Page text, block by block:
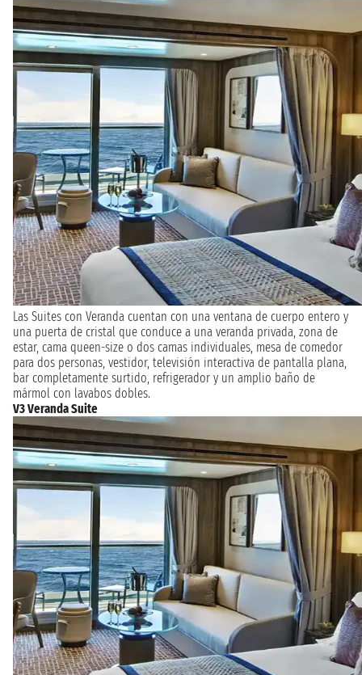
Las Suites con Veranda cuentan con una ventana de cuerpo entero y
una puerta de cristal que conduce a una veranda privada, zona de
estar, cama queen-size o dos camas individuales, mesa de comedor
para dos personas, vestidor, televisión interactiva de pantalla plana,
bar completamente surtido, refrigerador y un amplio baño de
mármol con lavabos dobles.
V3 Veranda Suite